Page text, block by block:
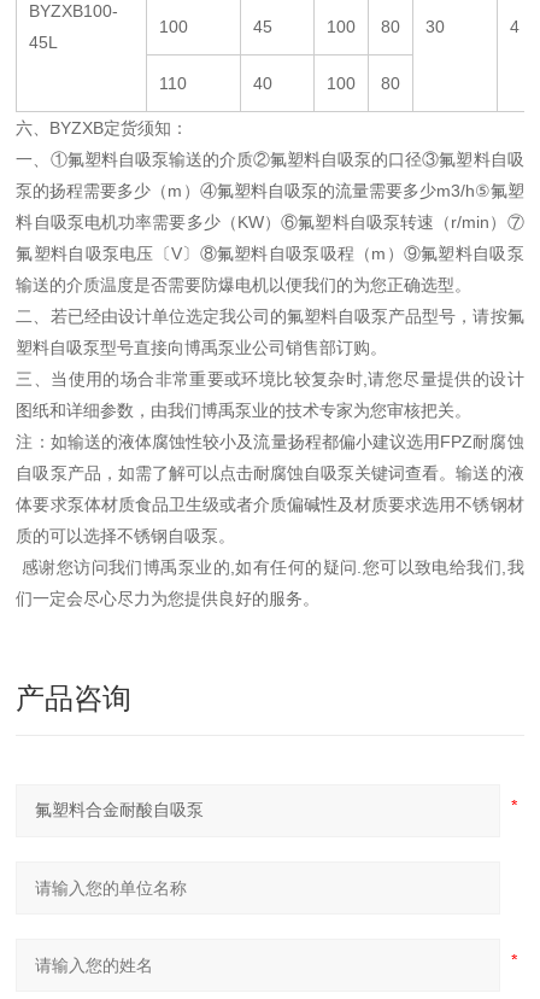
BYZXB100-
45L
30 4
100 45 100 80
110 40 100 80
六、BYZXB定货须知：
一、①氟塑料自吸泵输送的介质②氟塑料自吸泵的口径③氟塑料自吸
泵的扬程需要多少（m）④氟塑料自吸泵的流量需要多少m3/h⑤氟塑
料自吸泵电机功率需要多少（KW）⑥氟塑料自吸泵转速（r/min）⑦
氟塑料自吸泵电压〔V〕⑧氟塑料自吸泵吸程（m）⑨氟塑料自吸泵
输送的介质温度是否需要防爆电机以便我们的为您正确选型。
二、若已经由设计单位选定我公司的氟塑料自吸泵产品型号，请按氟
塑料自吸泵型号直接向博禹泵业公司销售部订购。
三、当使用的场合非常重要或环境比较复杂时,请您尽量提供的设计
图纸和详细参数，由我们博禹泵业的技术专家为您审核把关。
注：如输送的液体腐蚀性较小及流量扬程都偏小建议选用FPZ耐腐蚀
自吸泵产品，如需了解可以点击耐腐蚀自吸泵关键词查看。输送的液
体要求泵体材质食品卫生级或者介质偏碱性及材质要求选用不锈钢材
质的可以选择不锈钢自吸泵。
感谢您访问我们博禹泵业的,如有任何的疑问.您可以致电给我们,我
们一定会尽心尽力为您提供良好的服务。
产品咨询